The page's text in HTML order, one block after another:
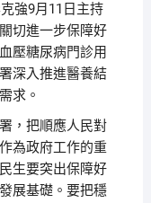
強9月11日主持
切進一步保障好
壓糖尿病門診用
深入推進醫養結
求。
，把順應人民對
為政府工作的重
生要突出保障好
展基礎。要把穩